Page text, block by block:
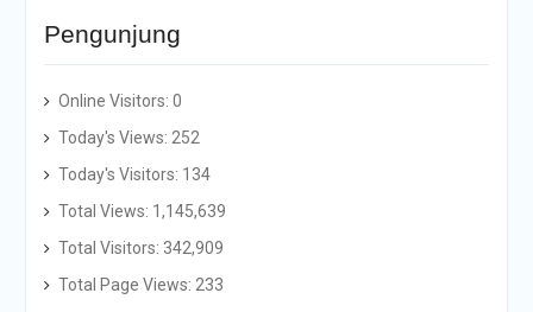
Pengunjung
Online Visitors: 0
Today's Views: 252
Today's Visitors: 134
Total Views: 1,145,639
Total Visitors: 342,909
Total Page Views: 233